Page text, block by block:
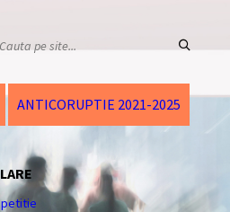
ANTICORUPTIE 2021-2025
petitie